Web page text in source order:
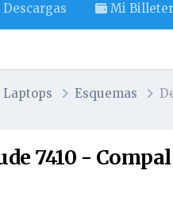
Descargas Mi
Laptops Esquemas
7410 -